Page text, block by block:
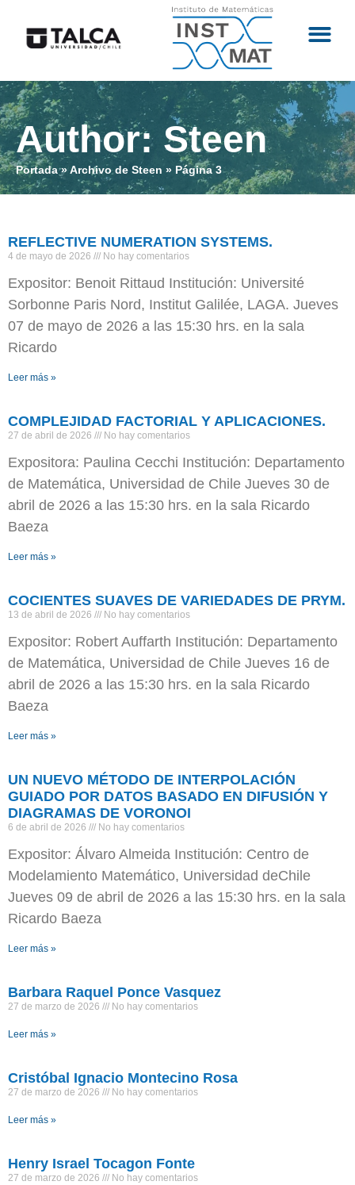
Author: Steen
Portada» Archivo de Steen » Página 3
REFLECTIVE NUMERATION SYSTEMS.
4 de mayo de 2026 No hay comentarios
Expositor: Benoit Rittaud Institución: Université
Sorbonne Paris Nord, Institut Galilée, LAGA. Jueves
07 de mayo de 2026 a las 15:30 hrs. en la sala
Ricardo
Leer más »
COMPLEJIDAD FACTORIAL Y APLICACIONES.
27 de abril de 2026 No hay comentarios
Expositora: Paulina Cecchi Institución: Departamento
de Matemática, Universidad de Chile Jueves 30 de
abril de 2026 a las 15:30 hrs. en la sala Ricardo
Baeza
Leer más »
COCIENTES SUAVES DE VARIEDADES DE PRYM.
13 de abril de 2026 No hay comentarios
Expositor: Robert Auffarth Institución: Departamento
de Matemática, Universidad de Chile Jueves 16 de
abril de 2026 a las 15:30 hrs. en la sala Ricardo
Baeza
Leer más »
UN NUEVO MÉTODO DE INTERPOLACIÓN
GUIADO POR DATOS BASADO EN DIFUSIÓN Y
DIAGRAMAS DE VORONOI
6 de abril de 2026 No hay comentarios
Expositor: Álvaro Almeida Institución: Centro de
Modelamiento Matemático, Universidad deChile
Jueves 09 de abril de 2026 a las 15:30 hrs. en la sala
Ricardo Baeza
Leer más »
Barbara Raquel Ponce Vasquez
27 de marzo de 2026 No hay comentarios
Leer más »
Cristóbal Ignacio Montecino Rosa
27 de marzo de 2026 No hay comentarios
Leer más »
Henry Israel Tocagon Fonte
27 de marzo de 2026 No hay comentarios